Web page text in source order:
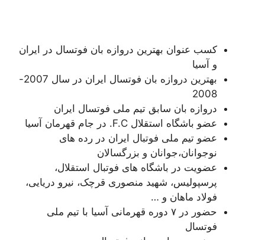
کسب عنوان بهترین دروازه بان فوتسال در ایران
و آسیا
بهترین دروازه بان فوتسال ایران در سال 2007-
2008
دروازه بان سابق تیم ملی فوتسال ایران
عضو باشگاه استقلال F.C. در جام قهرمان آسیا
عضو تیم ملی فوتبال ایران در رده های
نوجوانان،جوانان و بزرگسالان
عضویت در باشگاه های فوتبال استقلال،
پرسپولیس، شهید منصوری قرچک، نیرو دریایی،
فولاد ماهان و …
حضور در ۷ دوره قهرمانی آسیا با تیم ملی
فوتسال